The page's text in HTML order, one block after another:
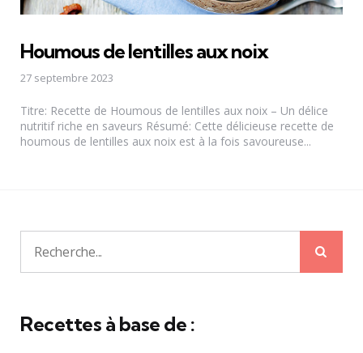
Houmous de lentilles aux noix
27 septembre 2023
Titre: Recette de Houmous de lentilles aux noix – Un délice
nutritif riche en saveurs Résumé: Cette délicieuse recette de
houmous de lentilles aux noix est à la fois savoureuse...
Recherche
pour:
Recettes à base de :